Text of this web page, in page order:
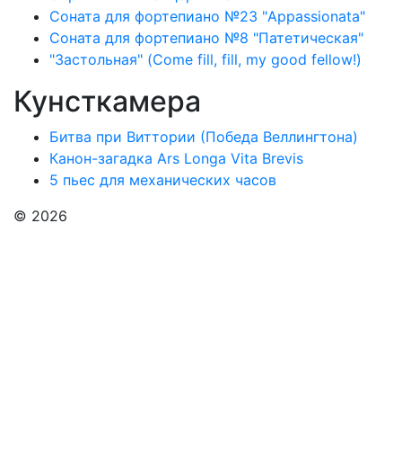
Соната для фортепиано №23 "Appassionata"
Соната для фортепиано №8 "Патетическая"
"Застольная" (Come fill, fill, my good fellow!)
Кунсткамера
Битва при Виттории (Победа Веллингтона)
Канон-загадка Ars Longa Vita Brevis
5 пьес для механических часов
© 2026